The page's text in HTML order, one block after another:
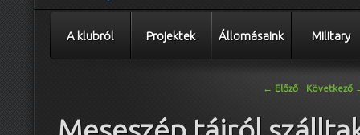
A klubról Projektek Állomásaink Military
← Előző Következő